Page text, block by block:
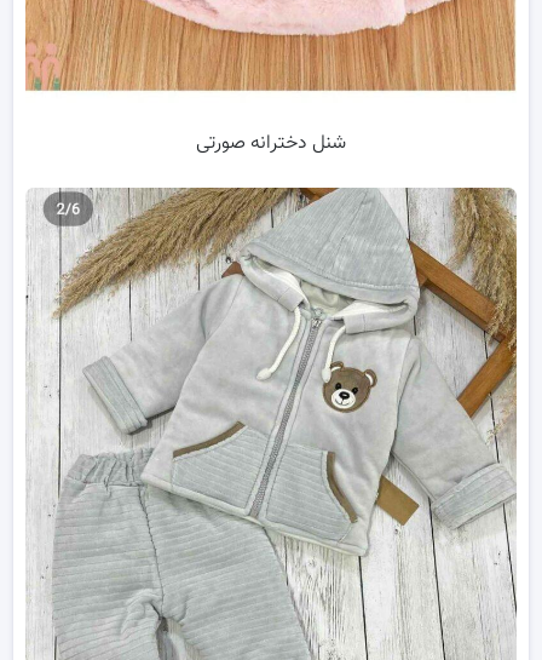
شنل دخترانه صورتی